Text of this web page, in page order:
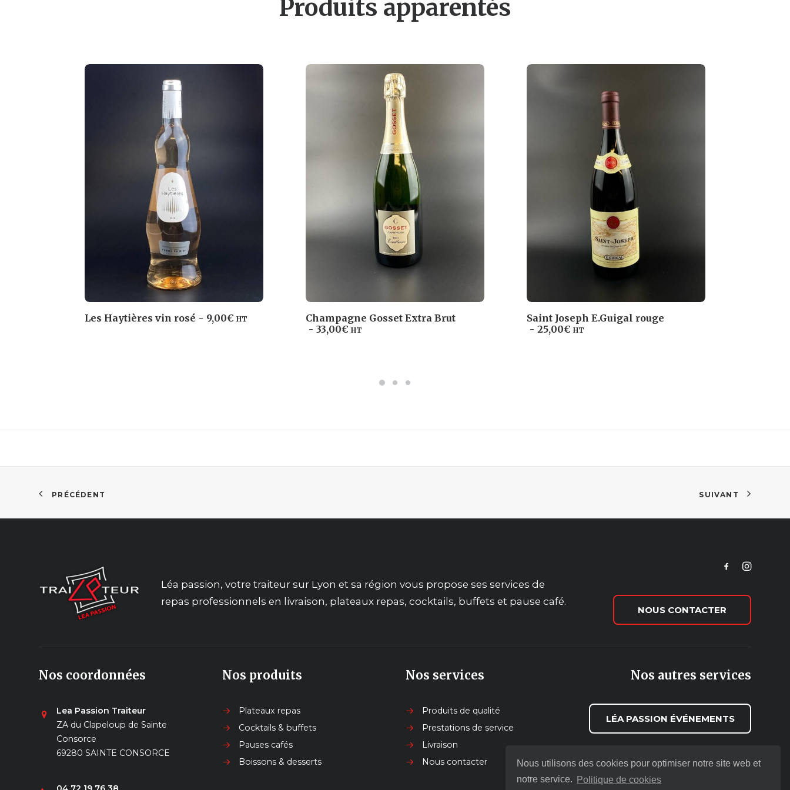
Nous utilisons des cookies pour optimiser notre site web et
notre service.
Politique de cookies
Produits apparentés
AJOUTER AU PANIER
Les Haytières vin rosé 9,00€ HT
AJOUTER AU PANIER
Champagne Gosset Extra Brut
33,00€ HT AJOUTER AU PANIER
Saint Joseph E.Guigal rouge
25,00€ HT
PRÉCÉDENT SUIVANT
Léa passion, votre traiteur sur Lyon et sa région vous propose ses services de
repas professionnels en livraison, plateaux repas, cocktails, buffets et pause café.
NOUS CONTACTER
Nos coordonnées
Lea Passion Traiteur
ZA du Clapeloup de Sainte
Consorce
69280 SAINTE CONSORCE
Nos produits
Plateaux repas
Cocktails & buffets
Pauses cafés
Boissons & desserts
Nos services
Produits de qualité
Prestations de service
Livraison
Nous contacter
Nos autres services
LÉA PASSION ÉVÉNEMENTS